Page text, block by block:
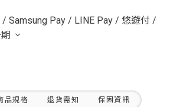
/ Samsung Pay / LINE Pay / 悠遊付 /
品規格 退貨需知 保固資訊